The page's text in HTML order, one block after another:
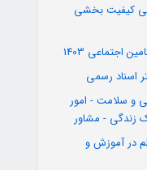
کیفیت بخشی
اجتماعی 1403
اسناد رسمی
و سلامت - امور
زندگی - مشاور
جذب ۷۲ هزار معلم در آموزش و